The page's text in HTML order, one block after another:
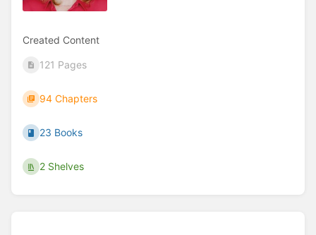
Created Content
121 Pages
94 Chapters
23 Books
2 Shelves